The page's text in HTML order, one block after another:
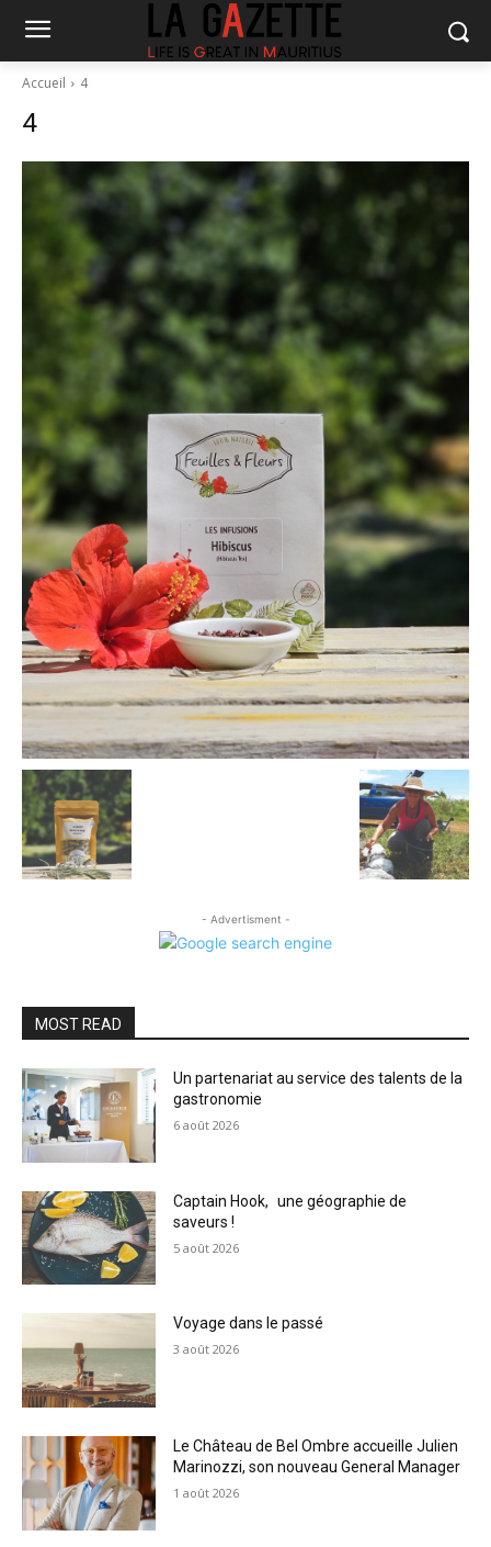
Accueil 4
4
- Advertisment -
MOST READ
Un partenariat au service des talents de la
gastronomie
6 août 2026
Captain Hook, une géographie de
saveurs !
5 août 2026
Voyage dans le passé
3 août 2026
Le Château de Bel Ombre accueille Julien
Marinozzi, son nouveau General Manager
1 août 2026